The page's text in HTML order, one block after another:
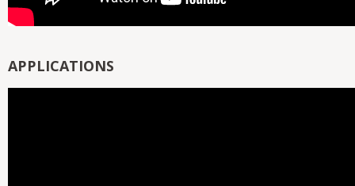
APPLICATIONS